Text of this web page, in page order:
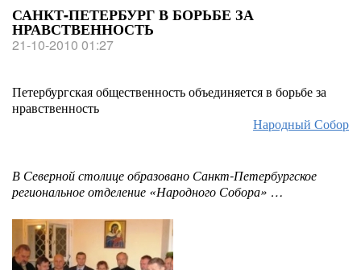
САНКТ-ПЕТЕРБУРГ В БОРЬБЕ ЗА
НРАВСТВЕННОСТЬ
21-10-2010 01:27
Петербургская общественность объединяется в борьбе за
нравственность
Народный Собор
В Северной столице образовано Санкт-Петербургское
региональное отделение «Народного Собора» …